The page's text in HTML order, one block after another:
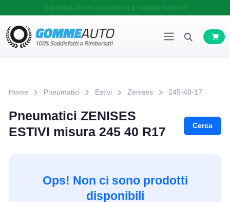
Garanzia danni accidentali e viaggia sereno!
Home Pneumatici Estivi Zenises 245-40-17
Pneumatici ZENISES
ESTIVI misura 245 40 R17
Cerca
Ops! Non ci sono prodotti
disponibili